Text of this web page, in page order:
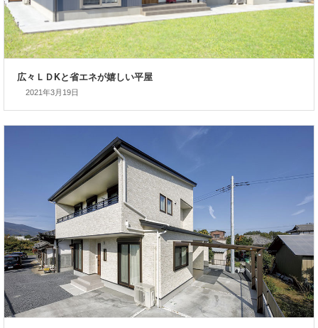
今も未来も安心して暮らせる家
2021年3月19日